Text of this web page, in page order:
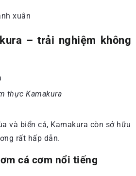
xuân
– trải nghiệm không
thực Kamakura
và biển cả, Kamakura còn sở hữu
rất hấp dẫn.
cá cơm nổi tiếng